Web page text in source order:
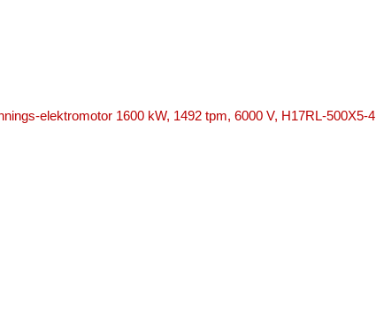
elektromotor 1600 kW, 1492 tpm, 6000 V, H17RL-500X5-4